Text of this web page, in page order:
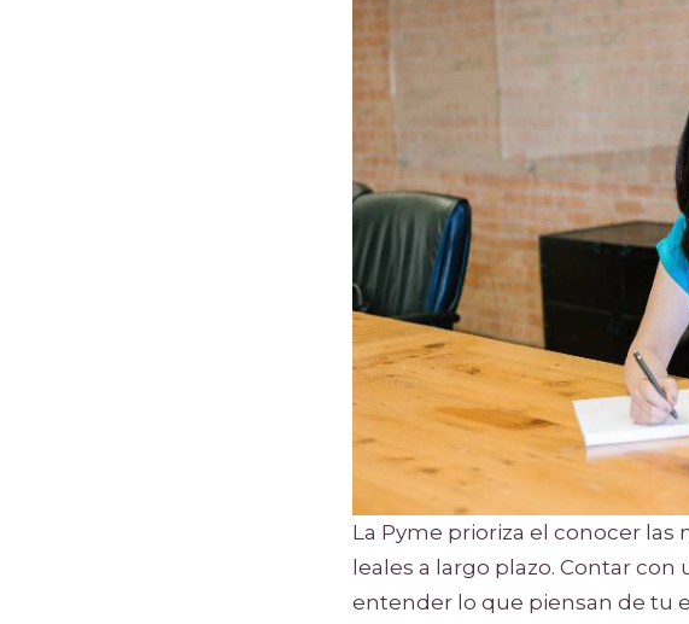
La Pyme prioriza el conocer
leales a largo plazo. Contar
entender lo que piensan de tu